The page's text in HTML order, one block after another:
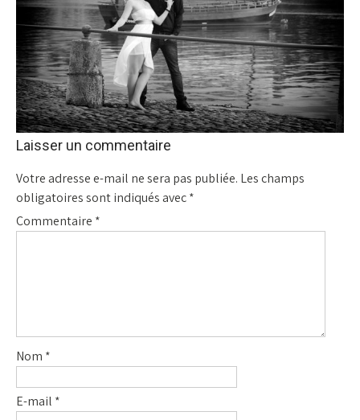
Laisser un commentaire
Votre adresse e-mail ne sera pas publiée. Les champs
obligatoires sont indiqués avec*
Commentaire *
Nom *
E-mail *